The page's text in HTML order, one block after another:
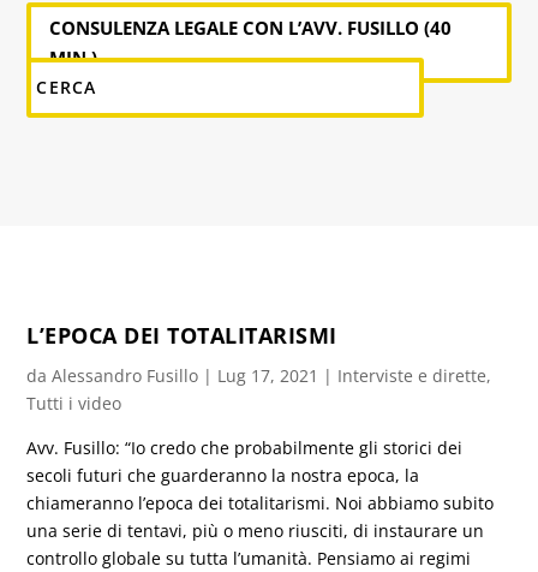
CONSULENZA LEGALE CON L’AVV. FUSILLO (40
MIN.)
L’EPOCA DEI TOTALITARISMI
daAlessandro Fusillo | Lug 17, 2021 | Interviste e dirette,
Tutti i video
Avv. Fusillo: “Io credo che probabilmente gli storici dei
secoli futuri che guarderanno la nostra epoca, la
chiameranno l’epoca dei totalitarismi. Noi abbiamo subito
una serie di tentavi, più o meno riusciti, di instaurare un
controllo globale su tutta l’umanità. Pensiamo ai regimi